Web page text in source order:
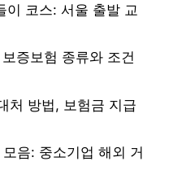
이 코스: 서울 출발 교
증보험 종류와 조건
처 방법, 보험금 지급
음: 중소기업 해외 거